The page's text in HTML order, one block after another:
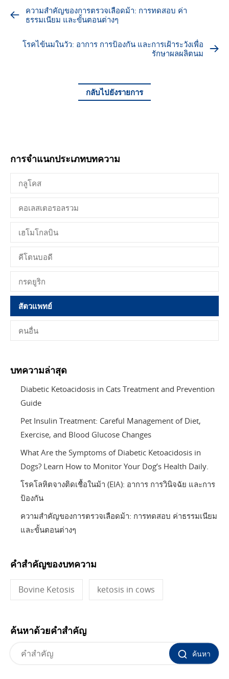
ความสำคัญของการตรวจเลือดม้า: การทดสอบ ค่า
ธรรมเนียม และขั้นตอนต่างๆ
โรคไข้นมในวัว: อาการ การป้องกัน และการเฝ้าระวังเพื่อ
รักษาผลผลิตนม
กลับไปยังรายการ
การจำแนกประเภทบทความ
กลูโคส
คอเลสเตอรอลรวม
เฮโมโกลบิน
คีโตนบอดี
กรดยูริก
สัตวแพทย์
คนอื่น
บทความล่าสุด
Diabetic Ketoacidosis in Cats Treatment and Prevention
Guide
Pet Insulin Treatment: Careful Management of Diet,
Exercise, and Blood Glucose Changes
What Are the Symptoms of Diabetic Ketoacidosis in
Dogs? Learn How to Monitor Your Dog’s Health Daily.
โรคโลหิตจางติดเชื้อในม้า (EIA): อาการ การวินิจฉัย และการ
ป้องกัน
ความสำคัญของการตรวจเลือดม้า: การทดสอบ ค่าธรรมเนียม
และขั้นตอนต่างๆ
คำสำคัญของบทความ
Bovine Ketosis ketosis in cows
ค้นหาด้วยคำสำคัญ
ค้นหา